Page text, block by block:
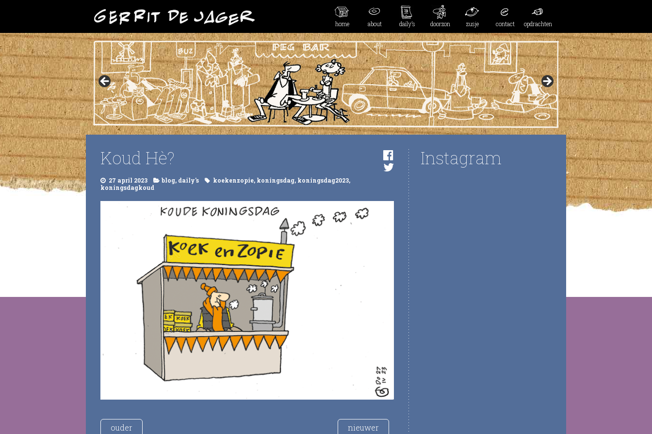
home about daily’s doorzon zusje contact opdrachten
Koud Hè?
27 april 2023 blog, daily's koekenzopie, koningsdag, koningsdag2023,
koningsdagkoud
ouder nieuwer
Instagram